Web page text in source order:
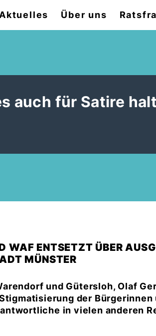
Aktuelles Über uns
auch für Satire
WAF ENTSETZT ÜBER
MÜNSTER
und Gütersloh, Olaf
der Bürgerinnen
in vielen anderen